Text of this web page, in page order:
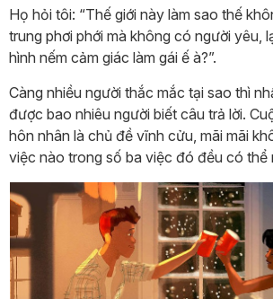
Họ hỏi tôi: “Thế giới này làm sao thế
trung phơi phới mà không có người yêu,
hình nếm cảm giác làm gái ế à?”.
Càng nhiều người thắc mắc tại sao thì
được bao nhiêu người biết câu trả lời.
hôn nhân là chủ đề vĩnh cửu, mãi mãi
việc nào trong số ba việc đó đều có thể